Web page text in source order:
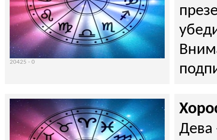
20425 - 0
Дева